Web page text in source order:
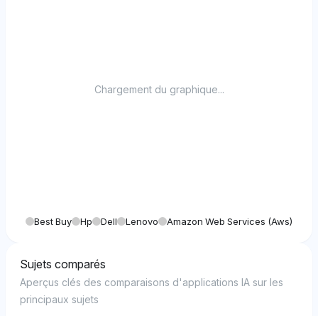
Chargement du graphique...
Best Buy Hp Dell Lenovo Amazon Web Services (aws)
Sujets comparés
Aperçus clés des comparaisons d'applications IA sur les
principaux sujets